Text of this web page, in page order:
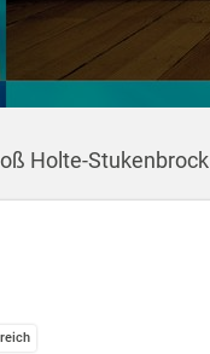
Holte-Stukenbrock